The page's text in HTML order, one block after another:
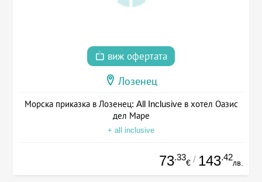
виж офертата
Лозенец
Морска приказка в Лозенец: All Inclusive в хотел Оазис
дел Маре
+ all inclusive
73.33
€ / 143.42
лв.